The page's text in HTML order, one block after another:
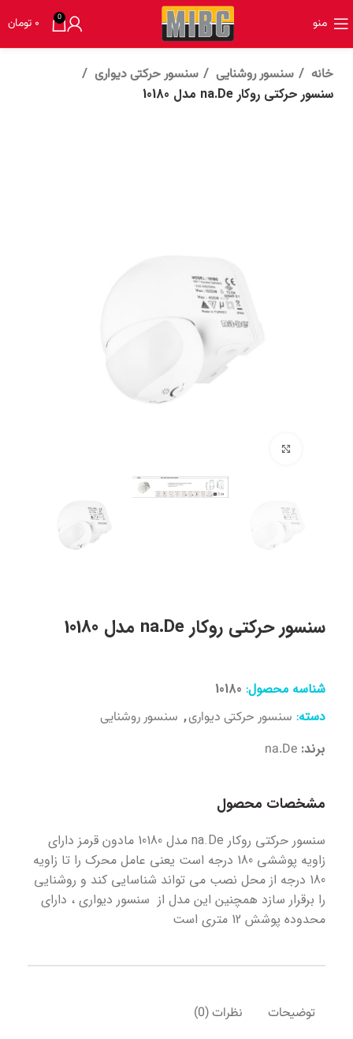
منو 0 ۰ تومان
خانه سنسور روشنایی
سنسور حرکتی دیواری
سنسور حرکتی روکار na.De مدل 10180
سنسور حرکتی روکار na.De مدل 10180
شناسه محصول: 10180
دسته: سنسور حرکتی دیواری, سنسور روشنایی
برند: na.De
مشخصات محصول
سنسور حرکتی روکار na.De مدل 10180 مادون قرمز دارای
زاویه پوششی 180 درجه است یعنی عامل محرک را تا زاویه
180 درجه از محل نصب می تواند شناسایی کند و روشنایی
را برقرار سازد همچنین این مدل از سنسور دیواری ، دارای
محدوده پوشش 12 متری است
توضیحات نظرات (0)